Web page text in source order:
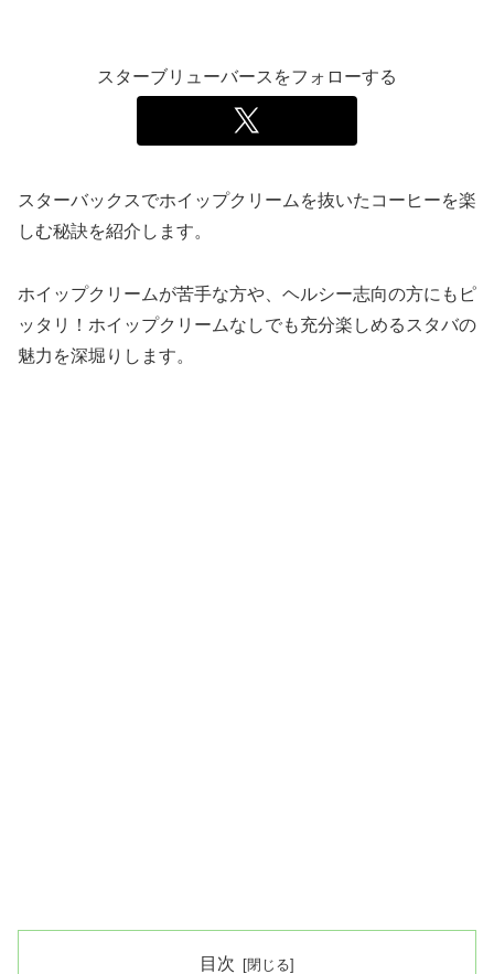
スターブリューバースをフォローする
スターバックスでホイップクリームを抜いたコーヒーを楽
しむ秘訣を紹介します。
ホイップクリームが苦手な方や、ヘルシー志向の方にもピ
ッタリ！ホイップクリームなしでも充分楽しめるスタバの
魅力を深堀りします。
目次